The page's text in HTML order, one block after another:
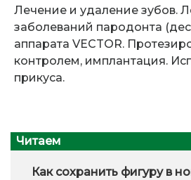
Лечение и удаление зубов.
заболеваний пародонта
аппарата VECTOR.
контролем, имплантация.
прикуса.
Читаем
Как сохранить фигуру в